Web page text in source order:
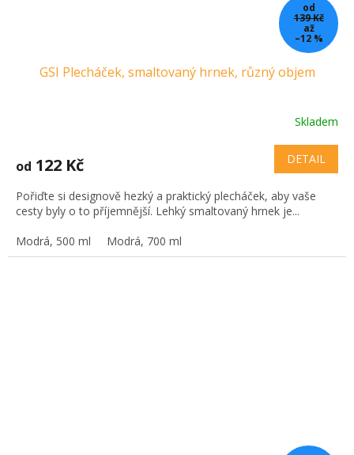
od
139 Kč
až
–12 %
GSI Plecháček, smaltovaný hrnek, různý objem
Skladem
od 122 Kč DETAIL
Pořiďte si designově hezký a praktický plecháček, aby vaše
cesty byly o to příjemnější. Lehký smaltovaný hrnek je...
Modrá, 500 ml
Modrá, 700 ml